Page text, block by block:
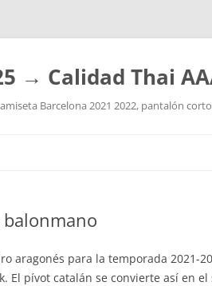
→ Calidad Thai
Barcelona 2021 2022, pantalón
aragonés para la temporada 2021-
El pívot catalán se convierte así en